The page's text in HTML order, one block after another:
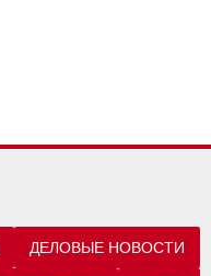
ДЕЛОВЫЕ НОВОСТИ